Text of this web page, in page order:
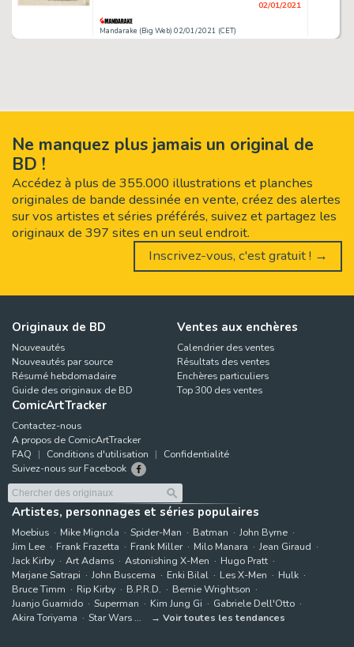
Mandarake (Big Web) 02/01/2021 (CET)
02/01/2021
Ne manquez plus jamais un original de
BD !
Accédez à plus de 355.000 illustrations et planches
originales de bande dessinée en vente, créez des alertes
sur vos artistes et séries préférés, suivez et partagez les
originaux de 397 sites en un seul endroit.
Inscrivez-vous, c'est gratuit ! →
Originaux de BD
Nouveautés
Nouveautés par source
Résumé hebdomadaire
Guide des originaux de BD
Ventes aux enchères
Calendrier des ventes
Résultats des ventes
Enchères particuliers
Top 300 des ventes
ComicArtTracker
Contactez-nous
A propos de ComicArtTracker
FAQ
Conditions d'utilisation
Confidentialité
Suivez-nous sur Facebook
Artistes, personnages et séries populaires
Moebius Mike Mignola Spider-Man Batman
John Byrne
Jim Lee
Frank Frazetta Frank Miller Milo Manara
Jean Giraud
Jack Kirby
Art Adams Astonishing X-Men
Hugo Pratt
Marjane Satrapi
John Buscema Enki Bilal Les X-Men
Hulk
Bruce Timm
Rip Kirby B.P.R.D.
Bernie Wrightson
Juanjo Guarnido
Superman Kim Jung Gi
Gabriele Dell'Otto
Akira Toriyama
Star Wars Voir toutes les tendances